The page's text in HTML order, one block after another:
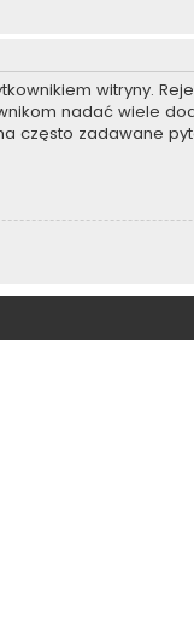
witryny.
nadać wiele
często zadawane